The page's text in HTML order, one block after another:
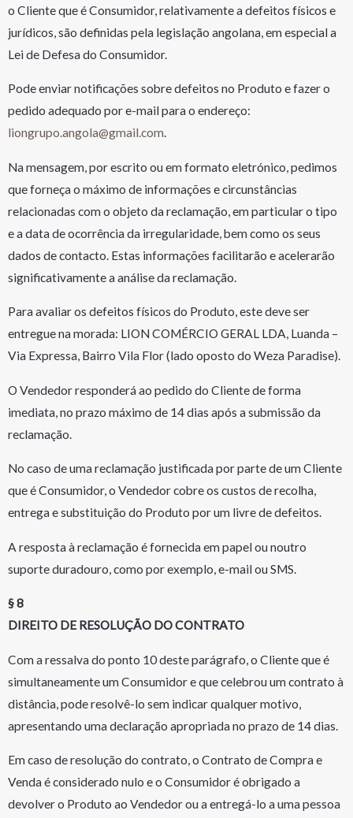
o Cliente que é Consumidor, relativamente a defeitos físicos e
jurídicos, são definidas pela legislação angolana, em especial a
Lei de Defesa do Consumidor.
Pode enviar notificações sobre defeitos no Produto e fazer o
pedido adequado por e-mail para o endereço:
liongrupo.angola@gmail.com.
Na mensagem, por escrito ou em formato eletrónico, pedimos
que forneça o máximo de informações e circunstâncias
relacionadas com o objeto da reclamação, em particular o tipo
e a data de ocorrência da irregularidade, bem como os seus
dados de contacto. Estas informações facilitarão e acelerarão
significativamente a análise da reclamação.
Para avaliar os defeitos físicos do Produto, este deve ser
entregue na morada: LION COMÉRCIO GERAL LDA, Luanda –
Via Expressa, Bairro Vila Flor (lado oposto do Weza Paradise).
O Vendedor responderá ao pedido do Cliente de forma
imediata, no prazo máximo de 14 dias após a submissão da
reclamação.
No caso de uma reclamação justificada por parte de um Cliente
que é Consumidor, o Vendedor cobre os custos de recolha,
entrega e substituição do Produto por um livre de defeitos.
A resposta à reclamação é fornecida em papel ou noutro
suporte duradouro, como por exemplo, e-mail ou SMS.
§ 8
DIREITO DE RESOLUÇÃO DO CONTRATO
Com a ressalva do ponto 10 deste parágrafo, o Cliente que é
simultaneamente um Consumidor e que celebrou um contrato à
distância, pode resolvê-lo sem indicar qualquer motivo,
apresentando uma declaração apropriada no prazo de 14 dias.
Em caso de resolução do contrato, o Contrato de Compra e
Venda é considerado nulo e o Consumidor é obrigado a
devolver o Produto ao Vendedor ou a entregá-lo a uma pessoa